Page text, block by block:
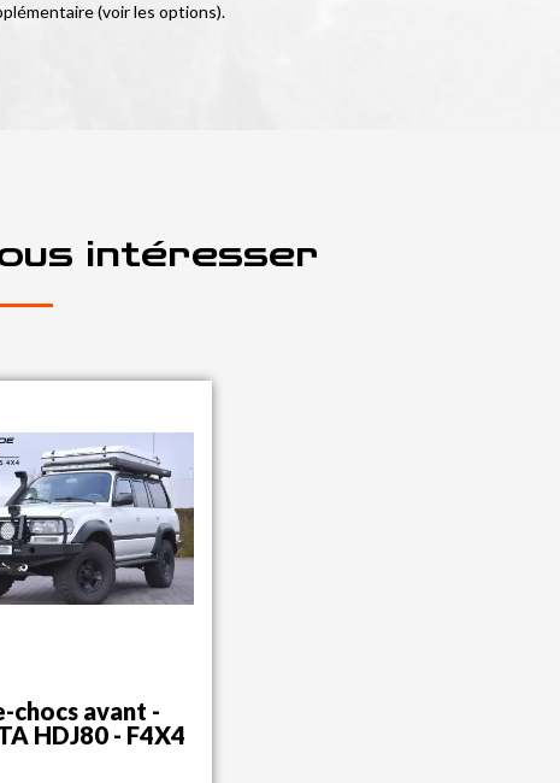
(voir les options).
intéresser
chocs avant -
HDJ80 - F4X4